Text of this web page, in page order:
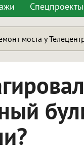
Спецпроекты
моста у